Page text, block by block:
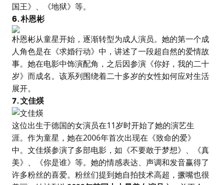
国王》、《地狱》等。
6. 朴恩彬
朴恩彬从童星开始，逐渐转型为成人演员。她的第一个成
人角色是在《求婚行动》中，讲述了一段超自然的爱情故
事。她在电影中饰演配角，之后因参演《你好，我的二十
岁》而成名。该系列围绕着二十多岁的女性如何应对生活
展开。
7. 文佳煐
这位出生于德国的女演员在11岁时开始了她的演艺生
涯。作为童星，她在2006年首次出现在《致命的爱》
中。文佳煐参演了多部电影，如《不要敢于梦想》、《真
美》、《你是谁》等。她的情感表达、声调和发音赢得了
许多粉丝的喜爱。粉丝们提到她自拍技术高超，撅嘴也很